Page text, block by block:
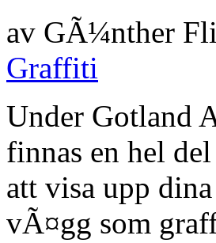
av GÃ¼nther
Graffiti
Under Gotland
finnas en hel
att visa upp
vÃ¤gg som